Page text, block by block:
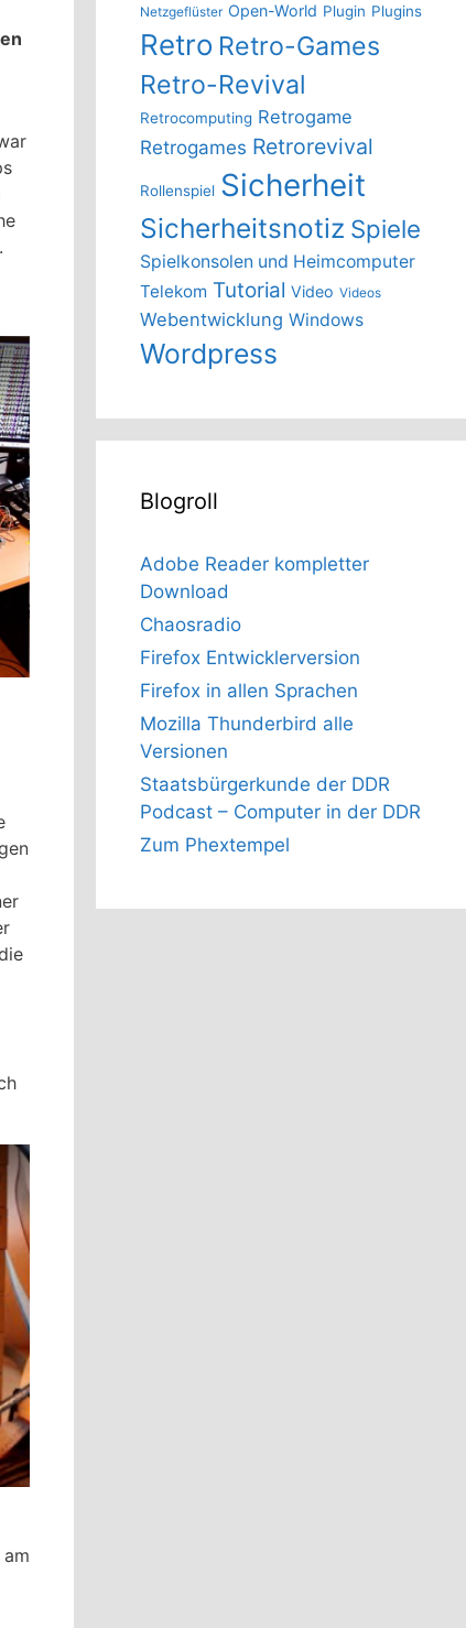
Netzgeflüster Open-World Plugin Plugins
Retro Retro-Games
Retro-Revival
Retrocomputing Retrogame
Retrogames Retrorevival
Rollenspiel Sicherheit
Sicherheitsnotiz Spiele
Spielkonsolen und Heimcomputer
Telekom Tutorial Video Videos
Webentwicklung Windows
Wordpress
Blogroll
Adobe Reader kompletter
Download
Chaosradio
Firefox Entwicklerversion
Firefox in allen Sprachen
Mozilla Thunderbird alle
Versionen
Staatsbürgerkunde der DDR
Podcast – Computer in der DDR
Zum Phextempel